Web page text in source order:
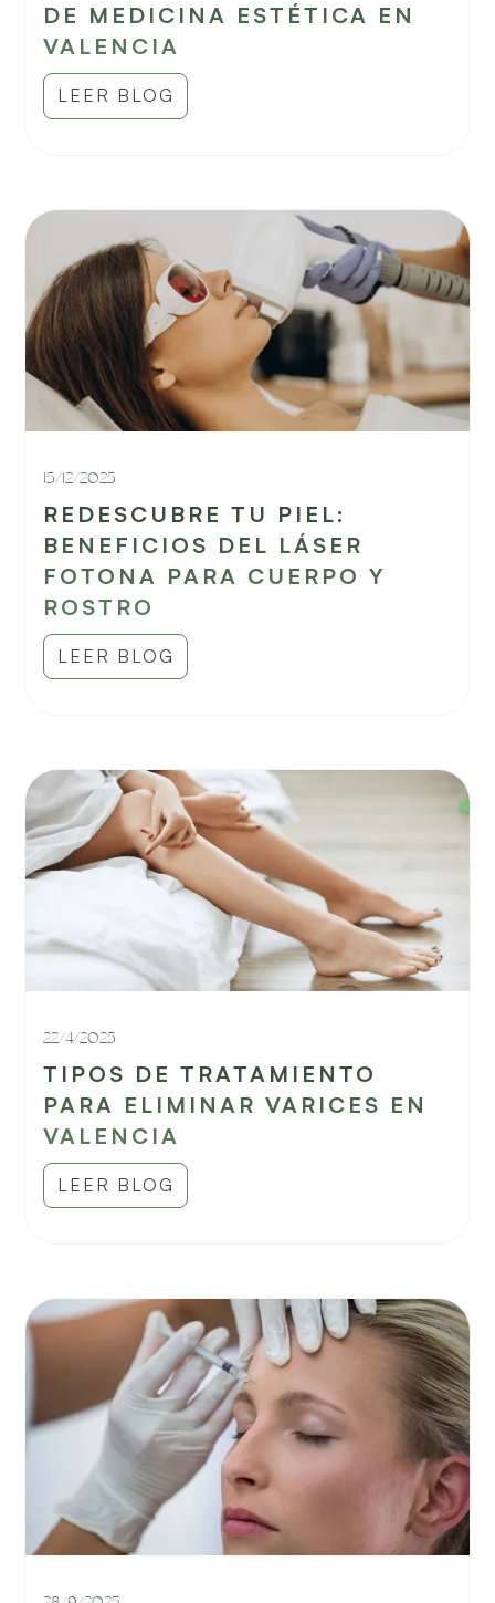
DE MEDICINA ESTÉTICA EN
VALENCIA
LEER BLOG
15/12/2025
REDESCUBRE TU PIEL:
BENEFICIOS DEL LÁSER
FOTONA PARA CUERPO Y
ROSTRO
LEER BLOG
22/4/2025
TIPOS DE TRATAMIENTO
PARA ELIMINAR VARICES EN
VALENCIA
LEER BLOG